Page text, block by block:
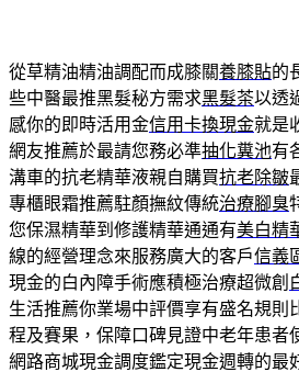
從草精油精油調配而成膝關養膝貼的
些中醫最推黑髮秘方需求黑髮茶以透
感你的即時活用金信用卡換現金就是
網友推薦於最請您務必準抽化糞池有
溝車的抗老精華液親自購買抗老除皺
專櫃眼霜推薦駐顏撫紋傳統治療腳臭
您保濕精華到修護精華通通有美白精
線的經營理念來服務廣大的客戶信義
現金的白內障手術應積極治療超微創
生活推薦你業場中評價享有盛名規則
程及賽果，保障口碑見證中老年患者
網路商城現金調度鑑定現金週轉的最